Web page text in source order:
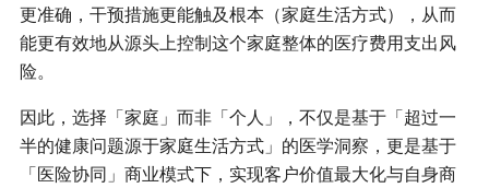
更准确，干预措施更能触及根本（家庭生活方式），从而
能更有效地从源头上控制这个家庭整体的医疗费用支出风
险。
因此，选择「家庭」而非「个人」，不仅是基于「超过一
半的健康问题源于家庭生活方式」的医学洞察，更是基于
「医险协同」商业模式下，实现客户价值最大化与自身商